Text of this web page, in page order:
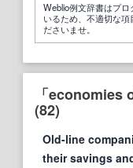
Weblio例文辞書はプ
いるため、不適切な
ださいませ。
「economies
(82)
Old-line
their savings